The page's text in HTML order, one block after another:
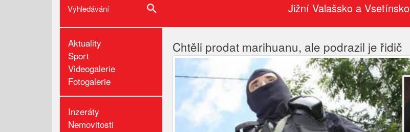
Jižní Valašsko a Vsetínsko
Aktuality
Sport
Videogalerie
Fotogalerie
Inzeráty
Nemovitosti
Chtěli prodat marihuanu, ale podrazil je řidič